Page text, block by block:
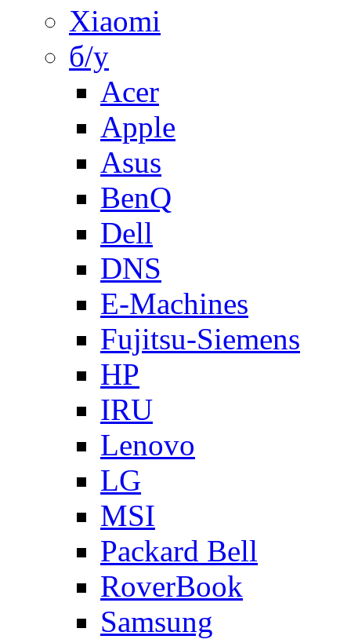
Xiaomi
б/у
Acer
Apple
Asus
BenQ
Dell
DNS
E-Machines
Fujitsu-Siemens
HP
IRU
Lenovo
LG
MSI
Packard Bell
RoverBook
Samsung